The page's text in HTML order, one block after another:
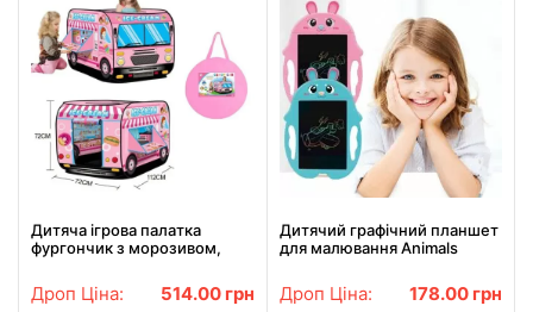
Дитяча ігрова палатка
фургончик з морозивом,
рожевий будиночок для
дітей
Дроп Ціна: 514.00 грн
Дитячий графічний планшет
для малювання Animals
стилусом
Дроп Ціна: 178.00 грн